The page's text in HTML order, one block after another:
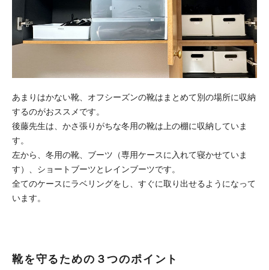
あまりはかない靴、オフシーズンの靴はまとめて別の場所に収納
するのがおススメです。
後藤先生は、かさ張りがちな冬用の靴は上の棚に収納していま
す。
左から、冬用の靴、ブーツ（専用ケースに入れて寝かせていま
す）、ショートブーツとレインブーツです。
全てのケースにラベリングをし、すぐに取り出せるようになって
います。
靴を守るための３つのポイント